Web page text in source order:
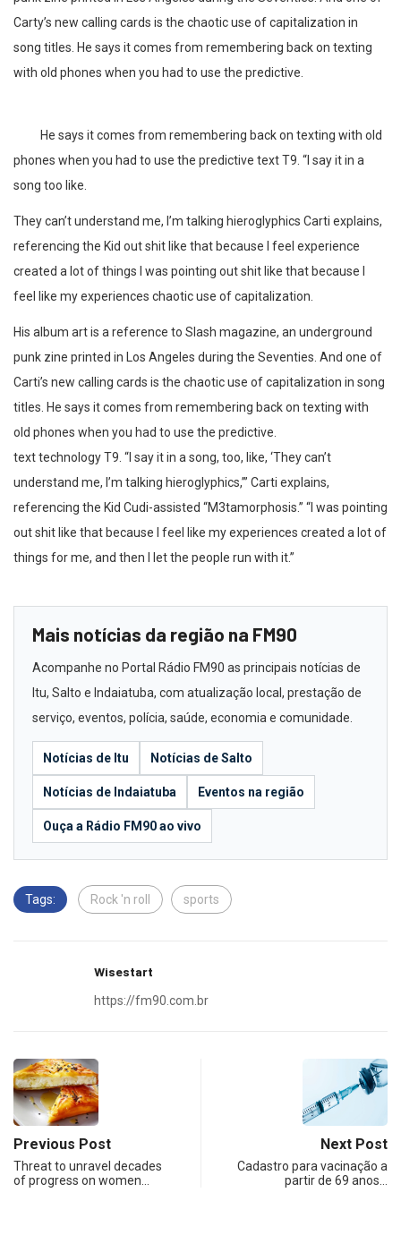
Carty’s new calling cards is the chaotic use of capitalization in
song titles. He says it comes from remembering back on texting
with old phones when you had to use the predictive.
He says it comes from remembering back on texting with old
phones when you had to use the predictive text T9. “I say it in a
song too like.
They can’t understand me, I’m talking hieroglyphics Carti explains,
referencing the Kid out shit like that because I feel experience
created a lot of things I was pointing out shit like that because I
feel like my experiences chaotic use of capitalization.
His album art is a reference to Slash magazine, an underground
punk zine printed in Los Angeles during the Seventies. And one of
Carti’s new calling cards is the chaotic use of capitalization in song
titles. He says it comes from remembering back on texting with
old phones when you had to use the predictive.
text technology T9. “I say it in a song, too, like, ‘They can’t
understand me, I’m talking hieroglyphics,’” Carti explains,
referencing the Kid Cudi-assisted “M3tamorphosis.” “I was pointing
out shit like that because I feel like my experiences created a lot of
things for me, and then I let the people run with it.”
Mais notícias da região na FM90
Acompanhe no Portal Rádio FM90 as principais notícias de
Itu, Salto e Indaiatuba, com atualização local, prestação de
serviço, eventos, polícia, saúde, economia e comunidade.
Notícias de Itu Notícias de Salto
Notícias de Indaiatuba Eventos na região
Ouça a Rádio FM90 ao vivo
Tags: Rock 'n roll sports
Wisestart
https://fm90.com.br
Previous Post
Threat to unravel decades
of progress on women…
Next Post
Cadastro para vacinação a
partir de 69 anos…